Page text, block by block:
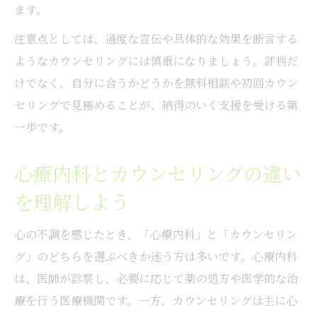
ます。
注意点としては、過度な宣伝や具体的な効果を断言する
ようなカウンセリングには慎重になりましょう。評判だ
けでなく、自分に合うかどうかを無料相談や初回カウン
セリングで見極めることが、納得のいく支援を受ける第
一歩です。
心療内科とカウンセリングの違い
を理解しよう
心の不調を感じたとき、「心療内科」と「カウンセリン
グ」のどちらを選ぶべきか迷う方は多いです。心療内科
は、医師が診察し、必要に応じて薬の処方や医学的な治
療を行う医療機関です。一方、カウンセリングは主に心